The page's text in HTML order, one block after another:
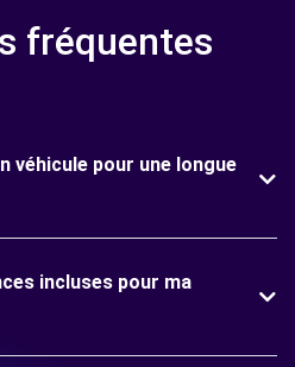
fréquentes
véhicule pour une longue
incluses pour ma